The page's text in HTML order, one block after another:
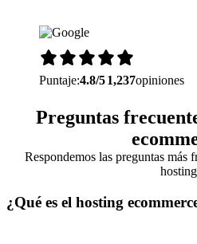
Puntaje:4.8/51,237opiniones
Preguntas
Respondemos las preguntas más
hosting
¿Qué es el hosting